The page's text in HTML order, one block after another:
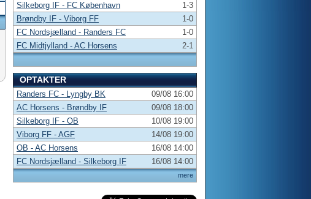
Silkeborg IF - FC København
1-3
Brøndby IF - Viborg FF
1-0
FC Nordsjælland - Randers FC
1-0
FC Midtjylland - AC Horsens
2-1
OPTAKTER
mere
Randers FC - Lyngby BK
09/08 16:00
AC Horsens - Brøndby IF
09/08 18:00
Silkeborg IF - OB
10/08 19:00
Viborg FF - AGF
14/08 19:00
OB - AC Horsens
16/08 14:00
FC Nordsjælland - Silkeborg IF
16/08 14:00